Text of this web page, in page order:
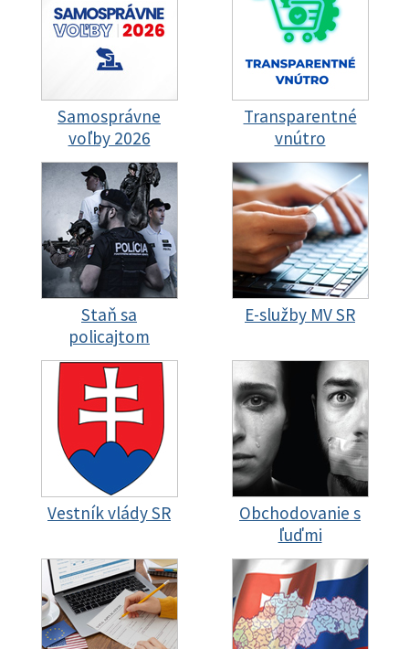
Samosprávne
voľby 2026
Transparentné
vnútro
Staň sa
policajtom
E-služby MV SR
Vestník vlády SR
Obchodovanie s
ľuďmi